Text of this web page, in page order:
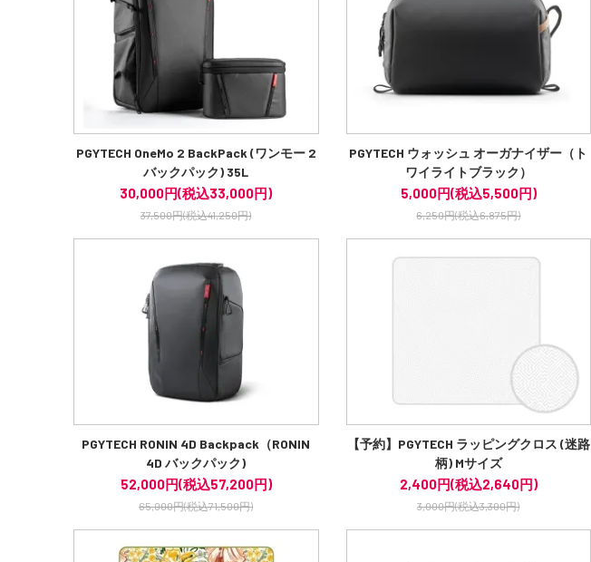
PGYTECH OneMo 2 BackPack (ワンモー 2
バックパック) 35L
30,000円(税込33,000円)
37,500円(税込41,250円)
PGYTECH ウォッシュ オーガナイザー（ト
ワイライトブラック）
5,000円(税込5,500円)
6,250円(税込6,875円)
PGYTECH RONIN 4D Backpack（RONIN
4D バックパック)
52,000円(税込57,200円)
65,000円(税込71,500円)
【予約】PGYTECH ラッピングクロス (迷路
柄) Mサイズ
2,400円(税込2,640円)
3,000円(税込3,300円)